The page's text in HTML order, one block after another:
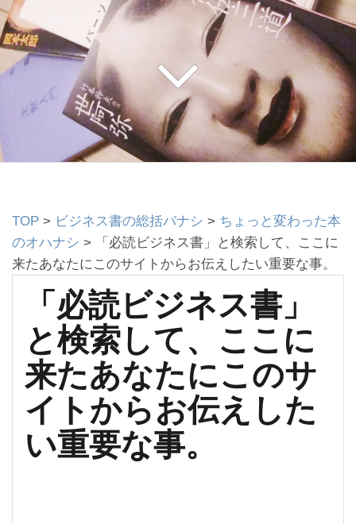
TOP > ビジネス書の総括バナシ > ちょっと変わった本
のオハナシ >
「必読ビジネス書」と検索して、ここに
来たあなたにこのサイトからお伝えしたい重要な事。
「必読ビジネス書」
と検索して、ここに
来たあなたにこのサ
イトからお伝えした
い重要な事。